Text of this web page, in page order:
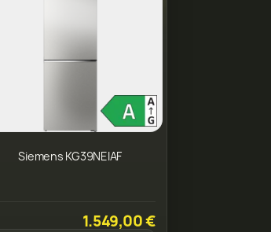
Siemens KG39NEIAF
1.549,00 €